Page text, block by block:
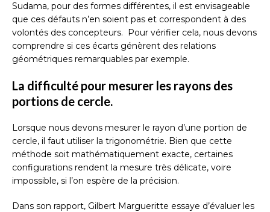
Sudama, pour des formes différentes, il est envisageable
que ces défauts n’en soient pas et correspondent à des
volontés des concepteurs. Pour vérifier cela, nous devons
comprendre si ces écarts génèrent des relations
géométriques remarquables par exemple.
La difficulté pour mesurer les rayons des
portions de cercle.
Lorsque nous devons mesurer le rayon d’une portion de
cercle, il faut utiliser la trigonométrie. Bien que cette
méthode soit mathématiquement exacte, certaines
configurations rendent la mesure très délicate, voire
impossible, si l’on espère de la précision.
Dans son rapport, Gilbert Margueritte essaye d’évaluer les